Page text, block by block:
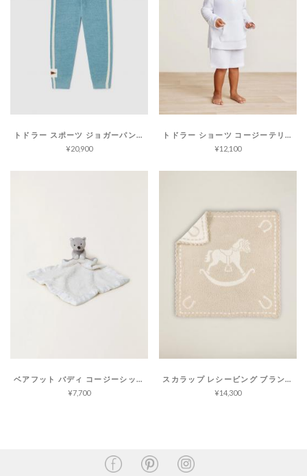
トドラー スポーツ ジョガーパンツ コージーシックウルトラライト
¥20,900
トドラー ショーツ コージーテリー
¥12,100
ベアフット バディ コージーシック
¥7,700
スカラップ レシービング ブランケット コージーシック
¥14,300